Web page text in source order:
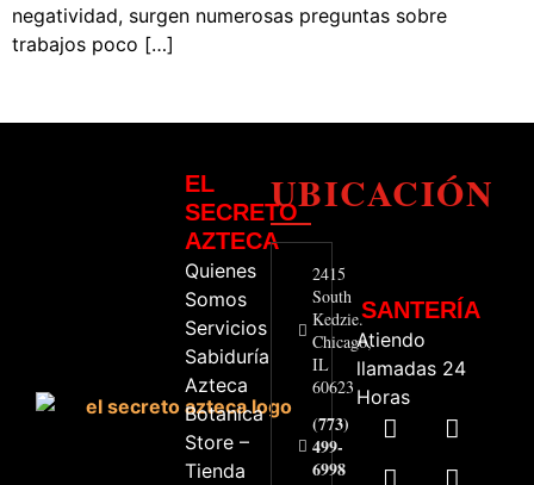
negatividad, surgen numerosas preguntas sobre
trabajos poco […]
EL
SECRETO
AZTECA
Quienes
Somos
Servicios
Sabiduría
Azteca
Botanica
Store –
Tienda
UBICACIÓN
2415
South
Kedzie.
Chicago,
IL
60623
(773)
499-
6998
SANTERÍA
Atiendo
llamadas 24
Horas